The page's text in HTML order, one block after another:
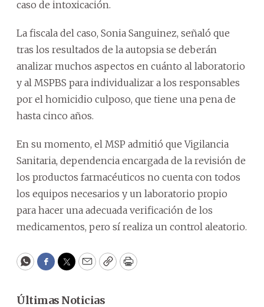
caso de intoxicación.
La fiscala del caso, Sonia Sanguinez, señaló que
tras los resultados de la autopsia se deberán
analizar muchos aspectos en cuánto al laboratorio
y al MSPBS para individualizar a los responsables
por el homicidio culposo, que tiene una pena de
hasta cinco años.
En su momento, el MSP admitió que Vigilancia
Sanitaria, dependencia encargada de la revisión de
los productos farmacéuticos no cuenta con todos
los equipos necesarios y un laboratorio propio
para hacer una adecuada verificación de los
medicamentos, pero sí realiza un control aleatorio.
WhatsApp
Facebook
Twitter
EmailCopyPrint
Últimas Noticias